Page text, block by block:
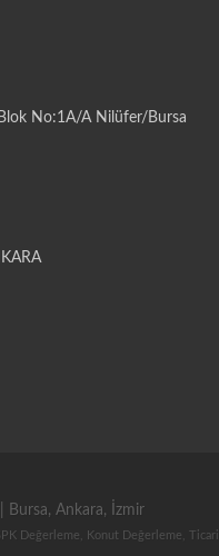
No:1A/A Nilüfer/Bursa
Bursa, Ankara, İzmir
Değerleme, Konut Değerleme, Ticari